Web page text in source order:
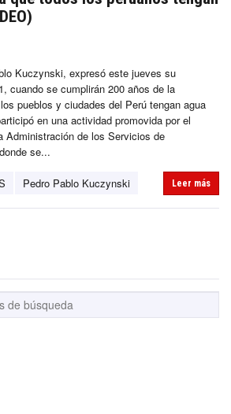
Kuczynski, expresó este jueves su
cuando se cumplirán 200 años de la
pueblos y ciudades del Perú tengan agua
en una actividad promovida por el
Administración de los Servicios de
se...
Pedro Pablo Kuczynski Leer más